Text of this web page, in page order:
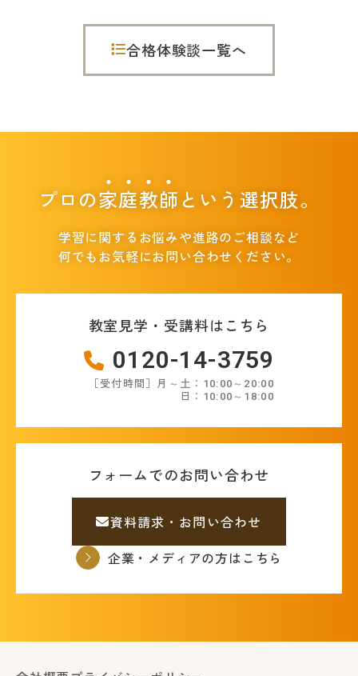
合格体験談一覧へ
プロの家庭教師という選択肢。
学習に関するお悩みや進路のご相談など
何でもお気軽にお問い合わせください。
教室見学・受講料はこちら
0120-14-3759
［受付時間］月～土：10:00～20:00
日：10:00～18:00
フォームでのお問い合わせ
資料請求・お問い合わせ
企業・メディアの方はこちら